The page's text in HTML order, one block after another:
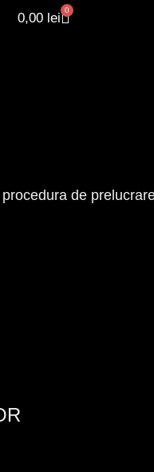
0,00 lei 0
de